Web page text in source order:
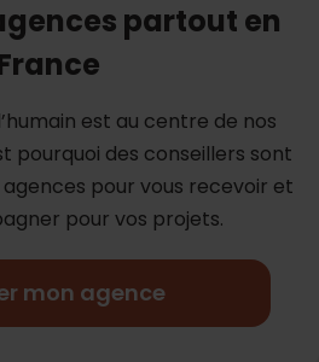
partout en
est au centre de nos
pourquoi des conseillers sont
pour vous recevoir et
pour vos projets.
mon agence